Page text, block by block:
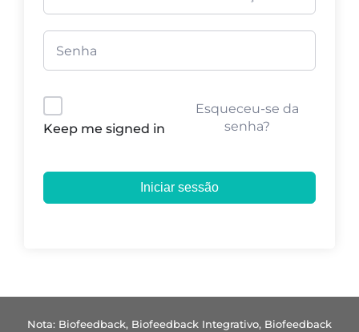
Blog
Contactos
Keep me signed in
Esqueceu-se da
senha?
Iniciar sessão
Nota: Biofeedback, Biofeedback Integrativo, Biofeedback